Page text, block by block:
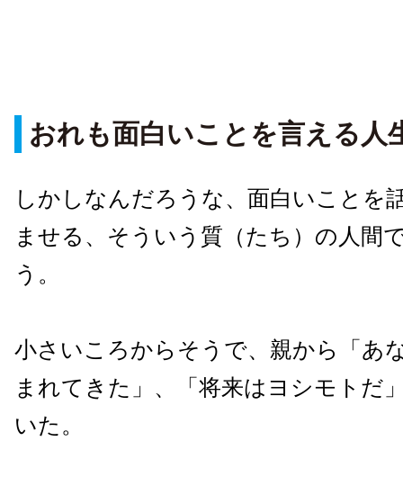
おれも面白いことを言える人
しかしなんだろうな、面白いことを
ませる、そういう質（たち）の人間
う。
小さいころからそうで、親から「あ
まれてきた」、「将来はヨシモトだ
いた。